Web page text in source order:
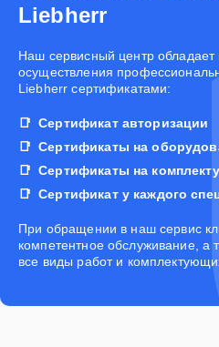
Liebherr
Наш сервисный центр
осуществления
Liebherr сертификатами:
Сертификат авторизации
Сертификаты на
Сертификаты на
Сертификат у каждого
При обращении в наш сервис
компетентное обслуживание, а
все виды работ и